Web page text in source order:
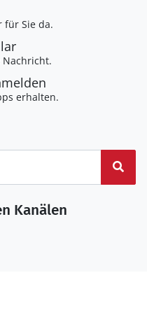
für Sie da.
erhalten.
Kanälen